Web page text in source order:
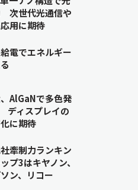
次世代光通信や
用に期待
電でエネルギー
AlGaNで多色発
ディスプレイの
に期待
牽制力ランキン
3はキヤノン、
ン、リコー